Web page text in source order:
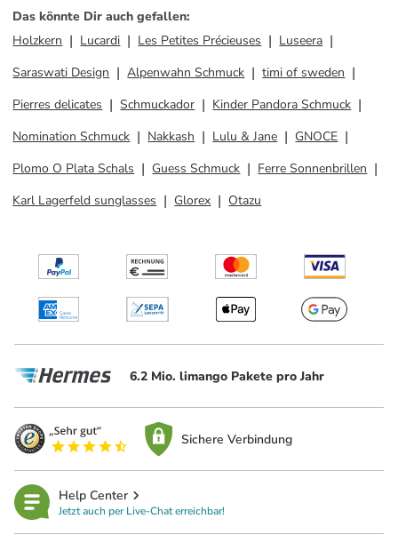
Das könnte Dir auch gefallen:
Holzkern
Lucardi Les Petites Précieuses
Luseera
Saraswati Design
Alpenwahn Schmuck
timi of sweden
Pierres delicates
Schmuckador
Kinder Pandora Schmuck
Nomination Schmuck
Nakkash Lulu & Jane
GNOCE
Plomo O Plata Schals
Guess Schmuck
Ferre Sonnenbrillen
Karl Lagerfeld sunglasses
Glorex Otazu
6.2 Mio. limango Pakete pro Jahr
Sichere Verbindung
Help Center
Jetzt auch per Live-Chat erreichbar!